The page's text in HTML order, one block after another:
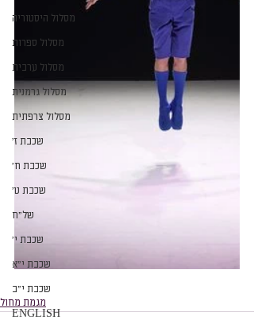
מסלול היסטוריה
מסלול ספרות
מסלול ערבית
מסלול גרמנית
מסלול צרפתית
שכבת ז׳
שכבת ח׳
שכבת ט׳
של״ח
שכבת י׳
שכבת י״א
שכבת י״ב
ENGLISH
מגמת מחול